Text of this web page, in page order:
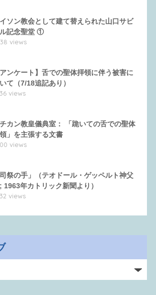
ソン教会として建て替えられた山口サビ
記念聖堂 ①
views
アンケート】舌での聖体拝領に伴う被害に
て（7/18追記あり）
views
カン教皇儀典室： 「跪いての舌での聖体
」を主張する文書
views
司祭の手」（テオドール・ゲッペルト神父
1963年カトリック新聞より）
views